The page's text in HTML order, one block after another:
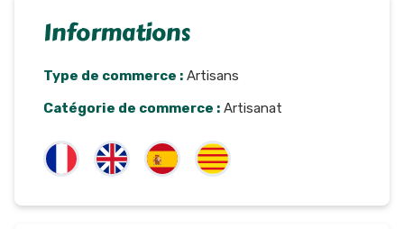
Informations
Type de commerce : Artisans
Catégorie de commerce : Artisanat